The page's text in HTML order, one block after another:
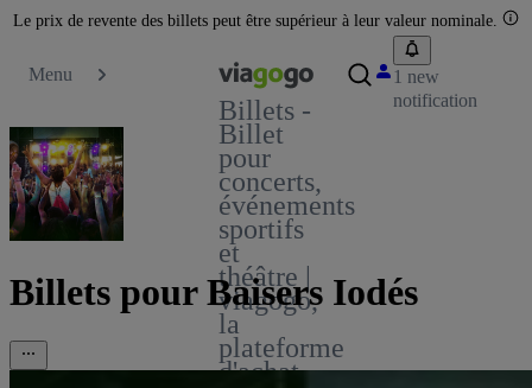
Le prix de revente des billets peut être supérieur à leur valeur nominale.
Menu
Billets -
Billet
pour
concerts,
événements
sportifs
et
théâtre |
viagogo,
la
plateforme
d'achat
1 new
notification
Billets pour Baisers Iodés